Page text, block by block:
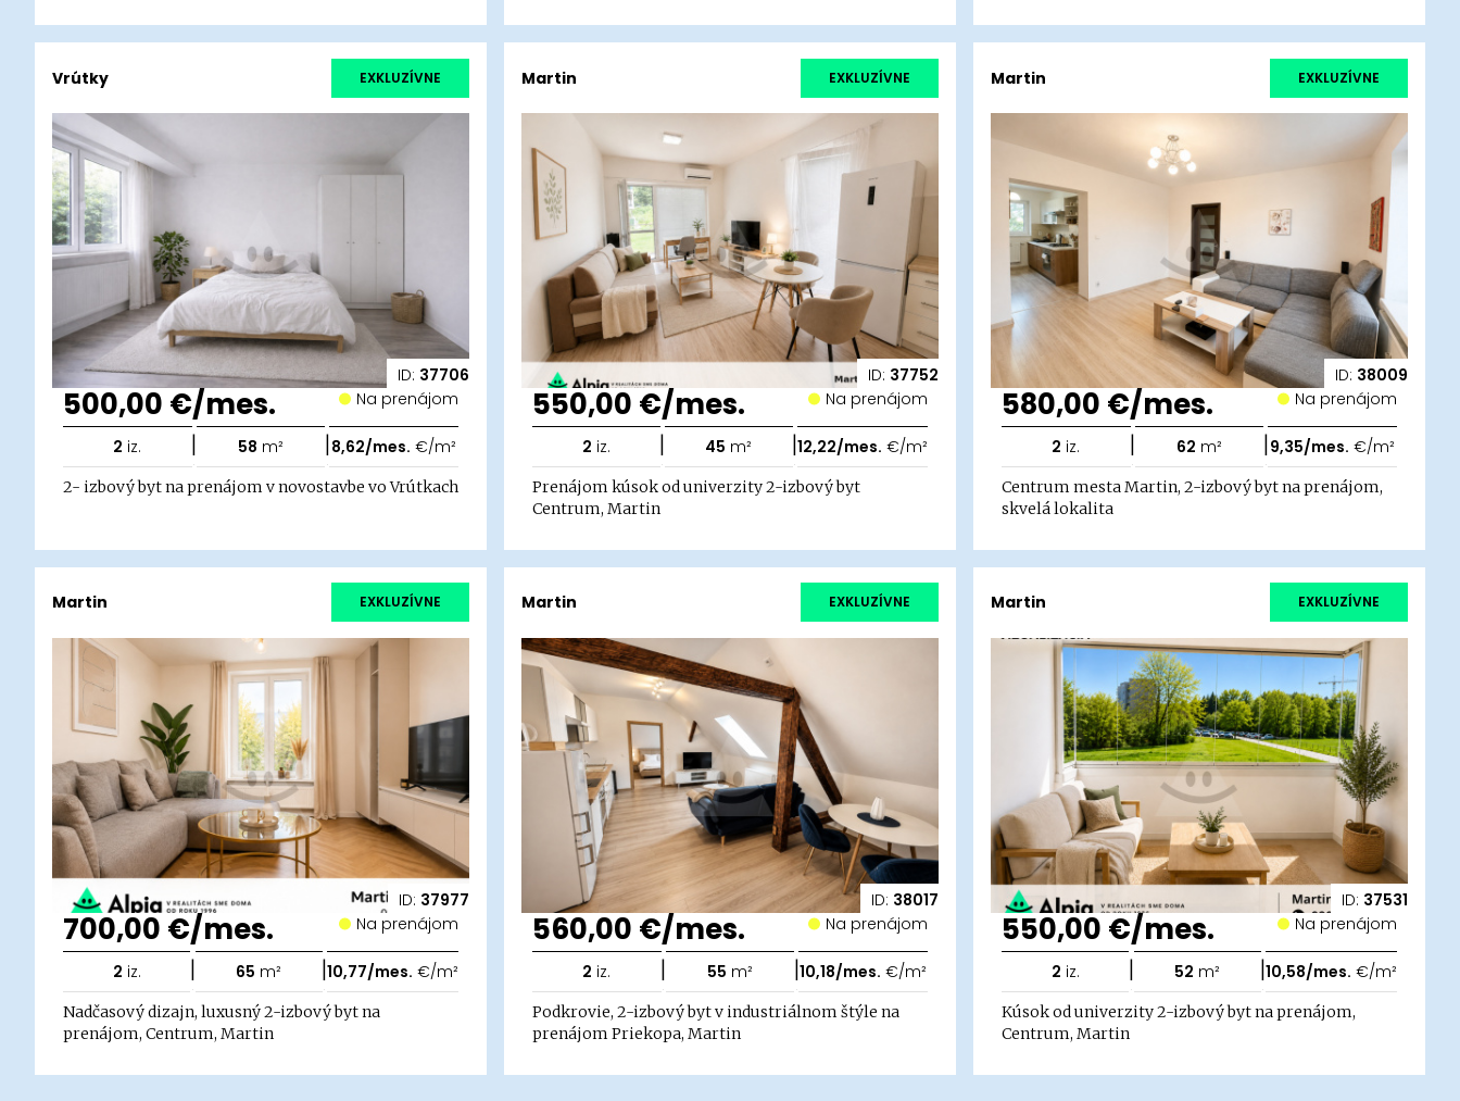
ID: 37706
Vrútky EXKLUZÍVNE
500,00 €/mes. Na prenájom
2 iz. | 58 m² | 8,62/mes. €/m²
2- izbový byt na prenájom v novostavbe vo Vrútkach
ID: 37752
Martin EXKLUZÍVNE
550,00 €/mes. Na prenájom
2 iz. | 45 m² |12,22/mes. €/m²
Prenájom kúsok od univerzity 2-izbový byt
Centrum, Martin
ID: 38009
Martin EXKLUZÍVNE
580,00 €/mes. Na prenájom
2 iz. | 62 m² | 9,35/mes. €/m²
Centrum mesta Martin, 2-izbový byt na prenájom,
skvelá lokalita
ID: 37977
Martin EXKLUZÍVNE
700,00 €/mes. Na prenájom
2 iz. | 65 m² |10,77/mes. €/m²
Nadčasový dizajn, luxusný 2-izbový byt na
prenájom, Centrum, Martin
ID: 38017
Martin EXKLUZÍVNE
560,00 €/mes. Na prenájom
2 iz. | 55 m² |10,18/mes. €/m²
Podkrovie, 2-izbový byt v industriálnom štýle na
prenájom Priekopa, Martin
ID: 37531
Martin EXKLUZÍVNE
550,00 €/mes. Na prenájom
2 iz. | 52 m² |10,58/mes. €/m²
Kúsok od univerzity 2-izbový byt na prenájom,
Centrum, Martin